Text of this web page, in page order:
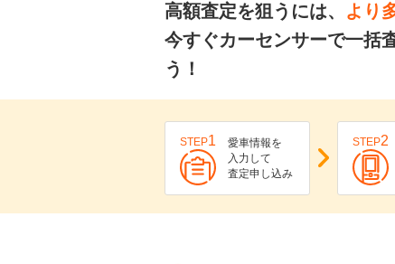
高額査定を狙うには、 より
今すぐカーセンサーで一括
う！
STEP1
愛車情報を
入力して
査定申し込み
STEP2